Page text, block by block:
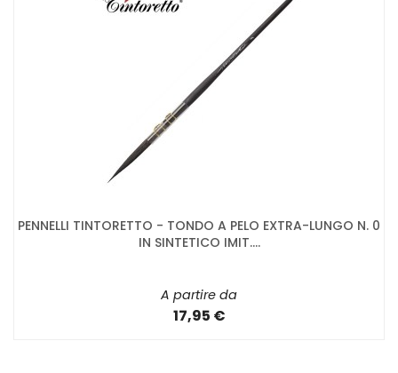
PENNELLI TINTORETTO - TONDO A PELO EXTRA-LUNGO N. 0
IN SINTETICO IMIT....
A partire da
17,95 €